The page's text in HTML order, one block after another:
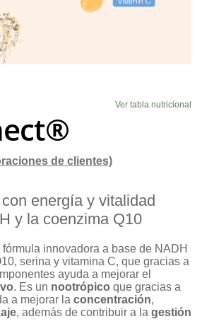
Ver tabla nutricional
de clientes)
energía y vitalidad
y la coenzima Q10
fórmula innovadora a base de NADH
serina y vitamina C, que gracias a
ayuda a mejorar el
. Es un nootrópico que gracias a
a mejorar la concentración,
, además de contribuir a la gestión